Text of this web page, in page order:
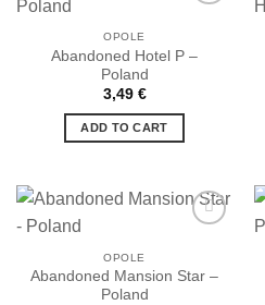
Ajouter
OPOLE
Abandoned Hotel P –
Poland
3,49 €
ADD TO CART
Ajouter
OPOLE
Abandoned Mansion Star –
Poland